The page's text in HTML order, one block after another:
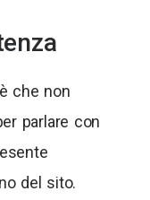
che non
parlare con
del sito.